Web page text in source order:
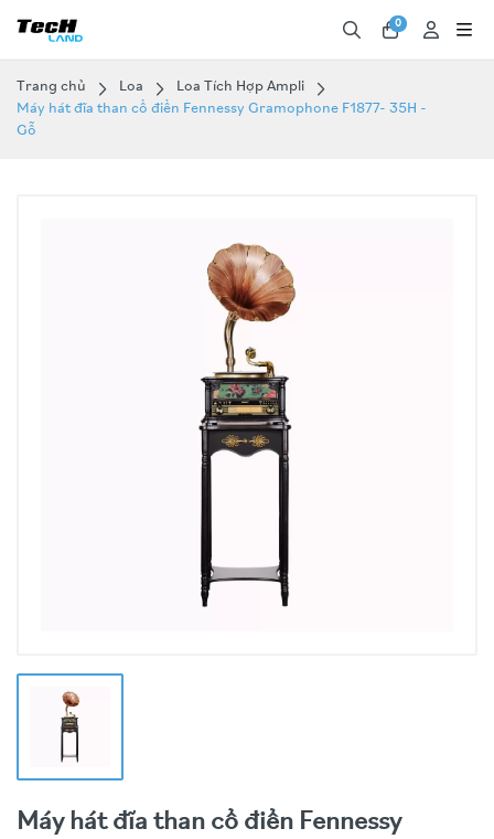
0
Trang chủ Loa
Loa Tích Hợp Ampli
Máy hát đĩa than cổ điển Fennessy Gramophone F1877- 35H -
Gỗ
Máy hát đĩa than cổ điển Fennessy